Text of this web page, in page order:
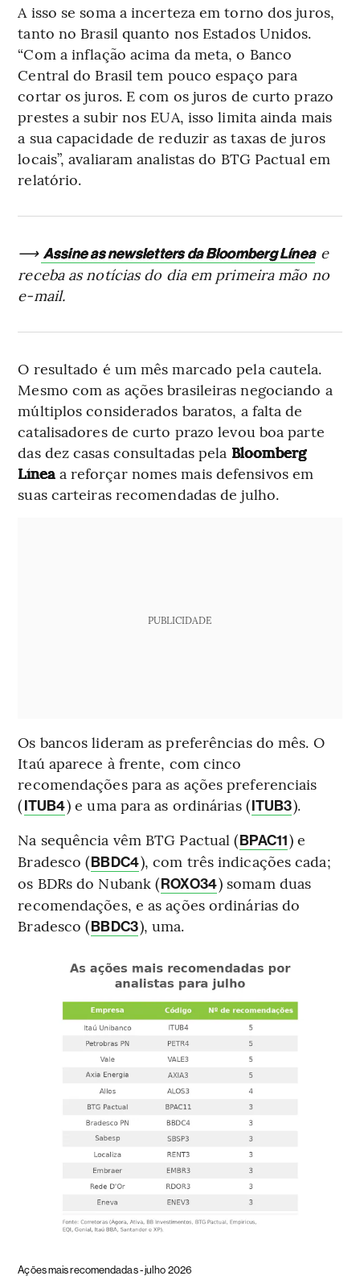
A isso se soma a incerteza em torno dos juros,
tanto no Brasil quanto nos Estados Unidos.
“Com a inflação acima da meta, o Banco
Central do Brasil tem pouco espaço para
cortar os juros. E com os juros de curto prazo
prestes a subir nos EUA, isso limita ainda mais
a sua capacidade de reduzir as taxas de juros
locais”, avaliaram analistas do BTG Pactual em
relatório.
⟶ Assine as newsletters da Bloomberg Línea e
receba as notícias do dia em primeira mão no
e-mail.
O resultado é um mês marcado pela cautela.
Mesmo com as ações brasileiras negociando a
múltiplos considerados baratos, a falta de
catalisadores de curto prazo levou boa parte
das dez casas consultadas pela Bloomberg
Líneaa reforçar nomes mais defensivos em
suas carteiras recomendadas de julho.
PUBLICIDADE
Os bancos lideram as preferências do mês. O
Itaú aparece à frente, com cinco
recomendações para as ações preferenciais
(ITUB4) e uma para as ordinárias (ITUB3).
Na sequência vêm BTG Pactual (BPAC11) e
Bradesco (BBDC4), com três indicações cada;
os BDRs do Nubank (ROXO34) somam duas
recomendações, e as ações ordinárias do
Bradesco (BBDC3), uma.
Ações mais recomendadas - julho 2026